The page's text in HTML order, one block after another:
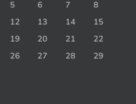
5 6 7
8
12 13 14
15
19 20 21
22
26 27 28
29